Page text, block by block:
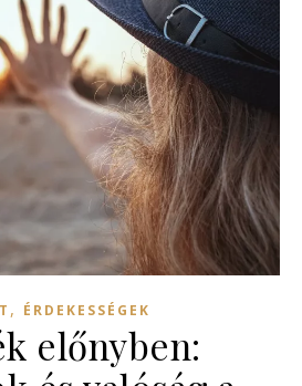
, ÉRDEKESSÉGEK
előnyben: